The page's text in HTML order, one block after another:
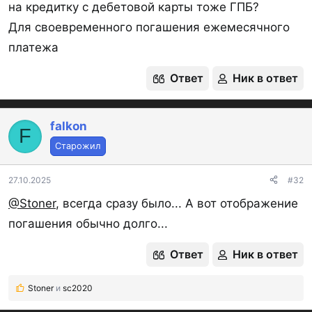
на кредитку с дебетовой карты тоже ГПБ?
Для своевременного погашения ежемесячного
платежа
Ответ Ник в ответ
F falkon
Старожил
27.10.2025 #32
@Stoner, всегда сразу было... А вот отображение
погашения обычно долго...
Ответ Ник в ответ
Р
Stonerи sc2020